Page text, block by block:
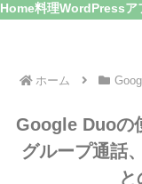
Home料理WordPressア
ホーム
Google Duoの
グループ通話